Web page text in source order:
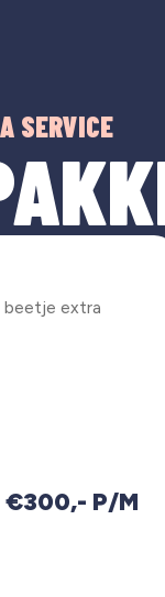
SERVICE
beetje extra
€300,- P/M